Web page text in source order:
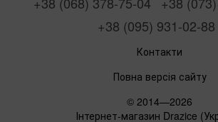
+38 (095) 931-02-88
Контакти
Повна версія сайту
© 2014—2026
Інтернет-магазин Drazice